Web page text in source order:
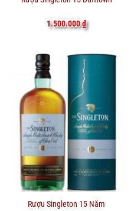
1.500.000₫
Rượu Singleton 15 Năm